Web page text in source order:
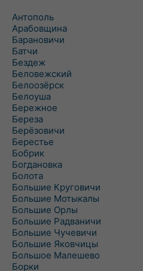
Антополь
Арабовщина
Барановичи
Батчи
Бездеж
Беловежский
Белоозёрск
Белоуша
Бережное
Береза
Берёзовичи
Берестье
Бобрик
Богдановка
Болота
Большие Круговичи
Большие Мотыкалы
Большие Орлы
Большие Радваничи
Большие Чучевичи
Большие Яковчицы
Большое Малешево
Борки